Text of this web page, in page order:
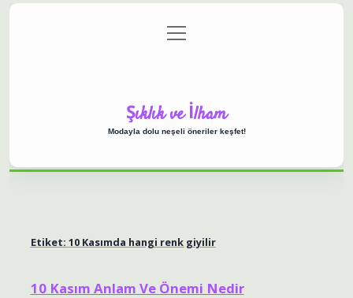
Gizlilik Politikası
menüyü
aç
Şıklık ve İlham
Modayla dolu neşeli öneriler keşfet!
Etiket: 10 Kasımda hangi renk giyilir
10 Kasım Anlam Ve Önemi Nedir